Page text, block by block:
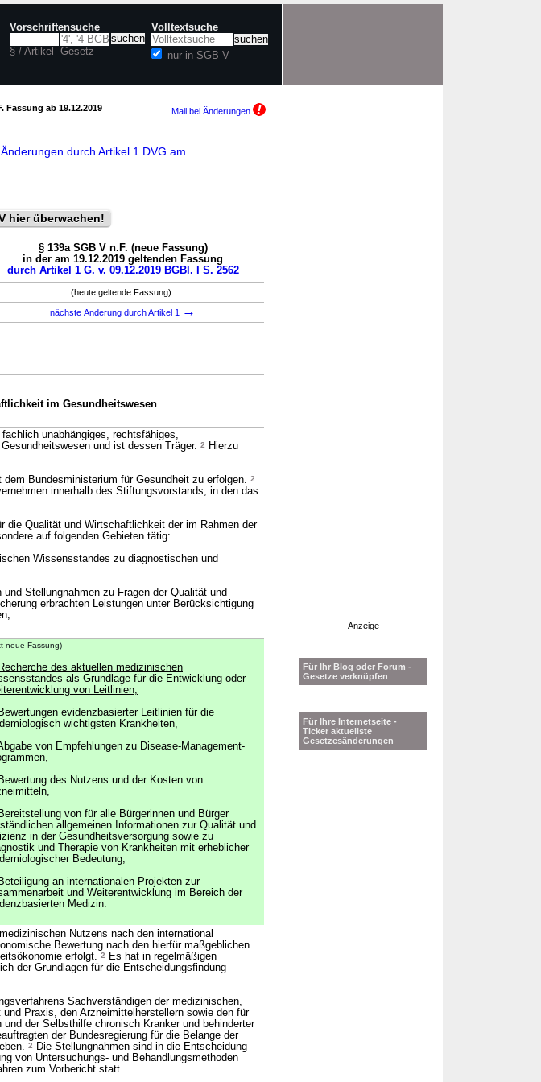
Vorschriftensuche
§ / Artikel Gesetz
Volltextsuche
nur in SGB V
Fassung ab 19.12.2019 Mail bei Änderungen
durch Artikel 1 DVG am
hier überwachen!
§ 139a SGB V n.F. (neue Fassung)
in der am 19.12.2019 geltenden Fassung
durch Artikel 1 G. v. 09.12.2019 BGBl. I S. 2562
(heute geltende Fassung)
nächste Änderung durch Artikel 1 →
im Gesundheitswesen
unabhängiges, rechtsfähiges,
und ist dessen Träger. 2
Hierzu
Bundesministerium für Gesundheit zu erfolgen. 2
innerhalb des Stiftungsvorstands, in den das
die Qualität und Wirtschaftlichkeit der im Rahmen der
auf folgenden Gebieten tätig:
Wissensstandes zu diagnostischen und
Stellungnahmen zu Fragen der Qualität und
erbrachten Leistungen unter Berücksichtigung
neue Fassung)
Recherche des aktuellen medizinischen
als Grundlage für die Entwicklung oder
von Leitlinien,
Bewertungen evidenzbasierter Leitlinien für die
wichtigsten Krankheiten,
von Empfehlungen zu Disease-Management-
Bewertung des Nutzens und der Kosten von
Bereitstellung von für alle Bürgerinnen und Bürger
allgemeinen Informationen zur Qualität und
in der Gesundheitsversorgung sowie zu
und Therapie von Krankheiten mit erheblicher
Bedeutung,
Beteiligung an internationalen Projekten zur
und Weiterentwicklung im Bereich der
Medizin.
Nutzens nach den international
Bewertung nach den hierfür maßgeblichen
erfolgt. 2
Es hat in regelmäßigen
der Grundlagen für die Entscheidungsfindung
Sachverständigen der medizinischen,
Praxis, den Arzneimittelherstellern sowie den für
der Selbsthilfe chronisch Kranker und behinderter
der Bundesregierung für die Belange der
2
Die Stellungnahmen sind in die Entscheidung
von Untersuchungs- und Behandlungsmethoden
zum Vorbericht statt.
Anzeige
Für Ihr Blog oder Forum -
Gesetze verknüpfen
Für Ihre Internetseite -
Ticker aktuellste
Gesetzesänderungen